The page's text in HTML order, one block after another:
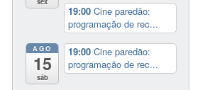
19:00Cine paredão:
programação de rec...
AGO
15
sáb
19:00Cine paredão:
programação de rec...